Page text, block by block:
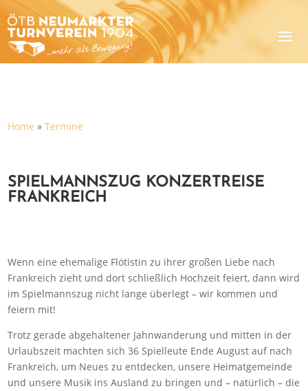
Home »Termine
SPIELMANNSZUG KONZERTREISE
FRANKREICH
Wenn eine ehemalige Flötistin zu ihrer großen Liebe nach
Frankreich zieht und dort schließlich Hochzeit feiert, dann wird
im Spielmannszug nicht lange überlegt – wir kommen und
feiern mit!
Trotz gerade abgehaltener Jahnwanderung und mitten in der
Urlaubszeit machten sich 36 Spielleute Ende August auf nach
Frankreich, um Neues zu entdecken, unsere Heimatgemeinde
und unsere Musik ins Ausland zu bringen und – natürlich – die